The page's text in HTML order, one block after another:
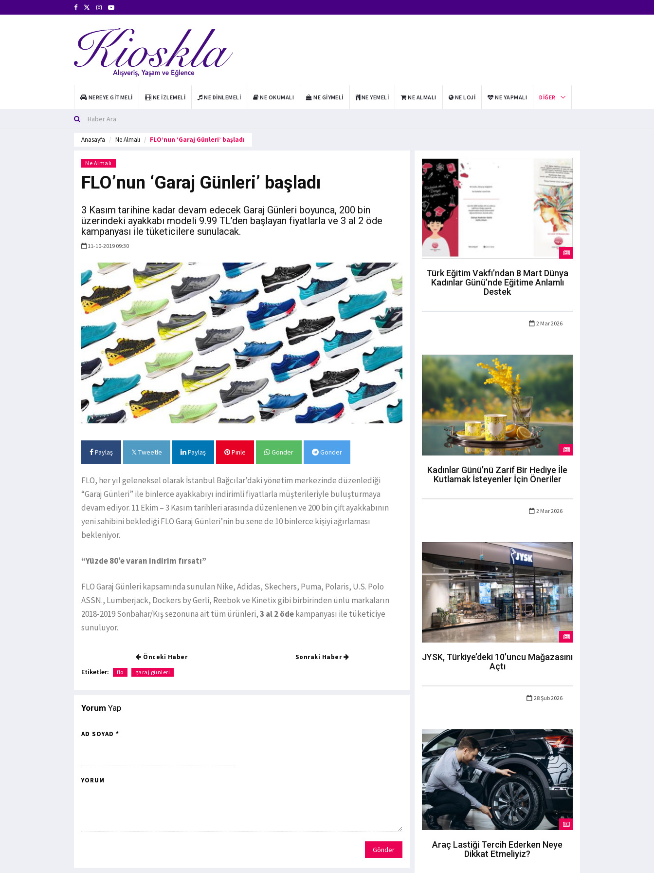
NEREYE GITMELI NE İZLEMELI NE DINLEMELI NE OKUMALI NE GIYMELI NE YEMELI NE ALMALI NE LOJI NE YAPMALI DIĞER
Anasayfa Ne Almalı FLO’nun ‘Garaj Günleri’ başladı
Ne Almalı
FLO’nun ‘Garaj Günleri’ başladı
3 Kasım tarihine kadar devam edecek Garaj Günleri boyunca, 200 bin
üzerindeki ayakkabı modeli 9.99 TL’den başlayan fiyatlarla ve 3 al 2 öde
kampanyası ile tüketicilere sunulacak.
11-10-2019 09:30
Paylaş Tweetle Paylaş Pinle Gönder Gönder
FLO, her yıl geleneksel olarak İstanbul Bağcılar’daki yönetim merkezinde düzenlediği
“Garaj Günleri” ile binlerce ayakkabıyı indirimli fiyatlarla müşterileriyle buluşturmaya
devam ediyor. 11 Ekim – 3 Kasım tarihleri arasında düzenlenen ve 200 bin çift ayakkabının
yeni sahibini beklediği FLO Garaj Günleri’nin bu sene de 10 binlerce kişiyi ağırlaması
bekleniyor.
“Yüzde 80’e varan indirim fırsatı”
FLO Garaj Günleri kapsamında sunulan Nike, Adidas, Skechers, Puma, Polaris, U.S. Polo
ASSN., Lumberjack, Dockers by Gerli, Reebok ve Kinetix gibi birbirinden ünlü markaların
2018-2019 Sonbahar/Kış sezonuna ait tüm ürünleri,3 al 2 ödekampanyası ile tüketiciye
sunuluyor.
Önceki Haber Sonraki Haber
Etiketler: flo garaj günleri
Yorum Yap
AD SOYAD *
YORUM
Gönder
Türk Eğitim Vakfı’ndan 8 Mart Dünya
Kadınlar Günü’nde Eğitime Anlamlı
Destek
2 Mar 2026
Kadınlar Günü’nü Zarif Bir Hediye İle
Kutlamak İsteyenler İçin Öneriler
2 Mar 2026
JYSK, Türkiye’deki 10’uncu Mağazasını
Açtı
28 Şub 2026
Araç Lastiği Tercih Ederken Neye
Dikkat Etmeliyiz?